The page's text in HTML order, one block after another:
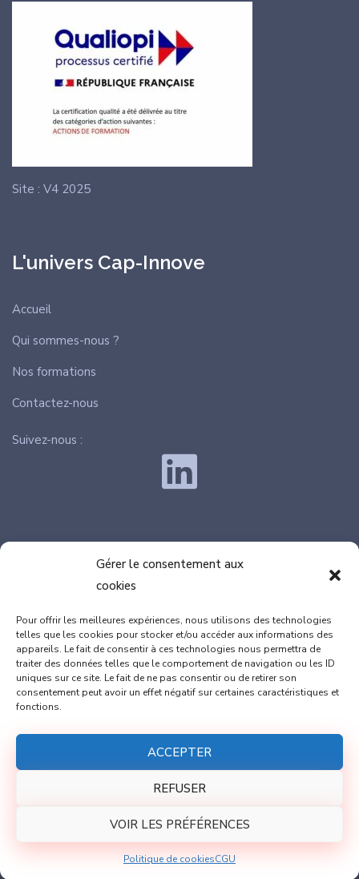
Gérer le consentement aux
cookies
Pour offrir les meilleures expériences, nous utilisons des technologies
telles que les cookies pour stocker et/ou accéder aux informations des
appareils. Le fait de consentir à ces technologies nous permettra de
traiter des données telles que le comportement de navigation ou les ID
uniques sur ce site. Le fait de ne pas consentir ou de retirer son
consentement peut avoir un effet négatif sur certaines caractéristiques et
fonctions.
ACCEPTER
REFUSER
VOIR LES PRÉFÉRENCES
Politique de cookiesCGU
PIERRE
Marion DULAC : 06.08.46.98.73
Thomas GAILLARD : 06.17.77.42.89
contact@cap-innove.fr
L'univers Cap-Innove
Accueil
Qui sommes-nous ?
Nos formations
Contactez-nous
Suivez-nous :
Site : V4 2025
2026© Site internet imaginé parCommunicae